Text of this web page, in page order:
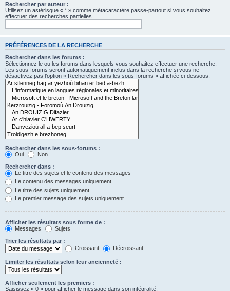
Rechercher par auteur :
Utilisez un astérisque « * » comme métacaractère passe-partout si vous souhaitez
effectuer des recherches partielles.
PRÉFÉRENCES DE LA RECHERCHE
Rechercher dans les forums :
Sélectionnez le ou les forums dans lesquels vous souhaitez effectuer une recherche.
Les sous-forums seront automatiquement inclus dans la recherche si vous ne
désactivez pas l’option « Rechercher dans les sous-forums » affichée ci-dessous.
Rechercher dans les sous-forums :
Oui
Non
Rechercher dans :
Le titre des sujets et le contenu des messages
Le contenu des messages uniquement
Le titre des sujets uniquement
Le premier message des sujets uniquement
Afficher les résultats sous forme de :
Messages
Sujets
Trier les résultats par :
Croissant
Décroissant
Limiter les résultats selon leur ancienneté :
Afficher seulement les premiers :
Saisissez « 0 » pour afficher le message dans son intégralité.